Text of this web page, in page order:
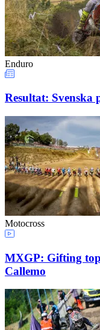
Enduro
Resultat: Svenska
Motocross
MXGP: Gifting
Callemo